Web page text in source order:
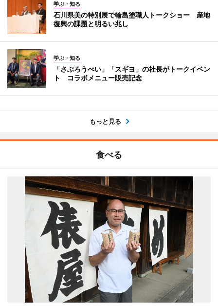
学ぶ・知る
石川県美の特別展で輪島塗職人トークショー 産地
復興の課題と明るい兆し
学ぶ・知る
「さぶろうべい」「スギヨ」の社長がトークイベン
ト コラボメニュー販売記念
もっと見る
食べる